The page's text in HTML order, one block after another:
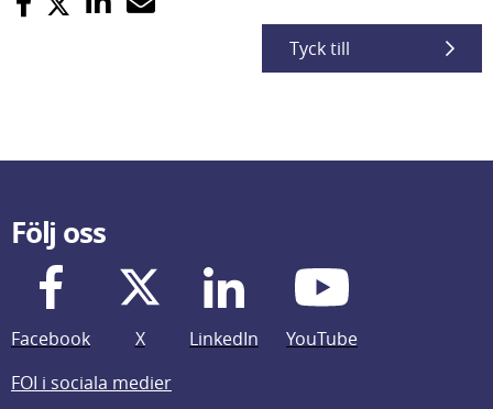
Tyck till
Följ oss
Facebook X LinkedIn
YouTube
FOI i sociala medier